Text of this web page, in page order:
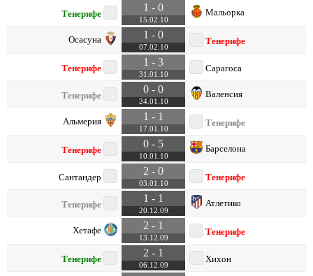
Тенерифе
1 - 0
15.02.10
Мальорка
Осасуна 1 - 0
07.02.10
Тенерифе
Тенерифе
1 - 3
31.01.10
Сарагоса
Тенерифе
0 - 0
24.01.10
Валенсия
Альмерия 1 - 1
17.01.10
Тенерифе
Тенерифе
0 - 5
10.01.10
Барселона
Сантандер
2 - 0
03.01.10
Тенерифе
Тенерифе
1 - 1
20.12.09
Атлетико
Хетафе 2 - 1
13.12.09
Тенерифе
Тенерифе
2 - 1
06.12.09
Хихон